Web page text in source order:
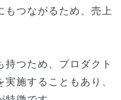
もつながるため、売上
持つため、プロダクト
施することもあり、